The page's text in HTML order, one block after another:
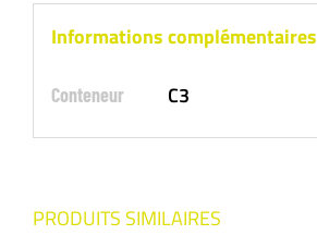
Informations complémentaires
Conteneur C3
PRODUITS SIMILAIRES